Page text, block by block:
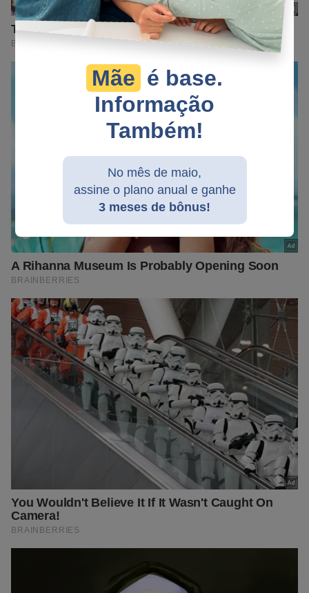
Mãe é base.
Informação
Também!
No mês de maio,
assine o plano anual e ganhe
3 meses de bônus!